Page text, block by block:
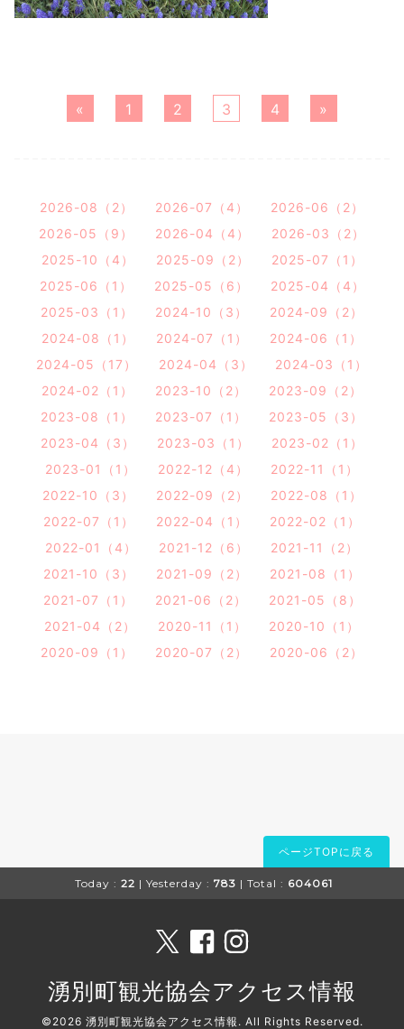
« 1 2 3 4 »
2026-08（2） 2026-07（4）
2026-06（2）
2026-05（9）
2026-04（4）
2026-03（2）
2025-10（4）
2025-09（2）
2025-07（1）
2025-06（1）
2025-05（6）
2025-04（4）
2025-03（1）
2024-10（3）
2024-09（2）
2024-08（1）
2024-07（1）
2024-06（1）
2024-05（17）
2024-04（3）
2024-03（1）
2024-02（1）
2023-10（2）
2023-09（2）
2023-08（1）
2023-07（1）
2023-05（3）
2023-04（3）
2023-03（1）
2023-02（1）
2023-01（1）
2022-12（4）
2022-11（1）
2022-10（3）
2022-09（2）
2022-08（1）
2022-07（1）
2022-04（1）
2022-02（1）
2022-01（4）
2021-12（6）
2021-11（2）
2021-10（3）
2021-09（2）
2021-08（1）
2021-07（1）
2021-06（2）
2021-05（8）
2021-04（2）
2020-11（1）
2020-10（1）
2020-09（1）
2020-07（2） 2020-06（2）
ページTOPに戻る
Today : 22 | Yesterday : 783 | Total : 604061
湧別町観光協会アクセス情報
©2026 湧別町観光協会アクセス情報 . All Rights Reserved.